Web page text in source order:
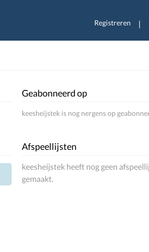
Registreren |
Geabonneerd op
keesheijstek is nog nergens op
Afspeellijsten
keesheijstek heeft nog geen
gemaakt.